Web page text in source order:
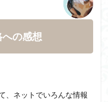
の感想
、ネットでいろんな情報